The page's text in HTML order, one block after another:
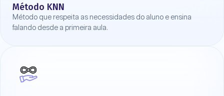
Método KNN
Método que respeita as necessidades do aluno e ensina
falando desde a primeira aula.